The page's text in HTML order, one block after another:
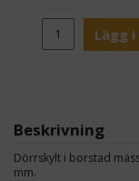
Lägg
Beskrivning
Dörrskylt i borstad
mm.